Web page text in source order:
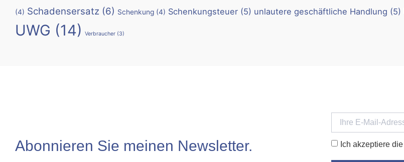
(4) Schadensersatz (6) Schenkung (4) Schenkungsteuer (5) unlautere geschäftliche Handlung (5)
UWG (14) Verbraucher (3)
Abonnieren Sie meinen Newsletter. Ich akzeptiere die